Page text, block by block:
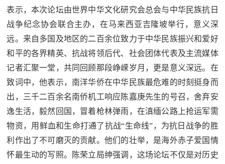
表示，本次论坛由世界中华文化研究会总会与中华民族抗日
战争纪念协会联合主办，在马来西亚吉隆坡举行，意义深
远。来自多国及地区的二百余位致力于中华民族振兴和爱好
和平的各界精英、抗战将领后代、社会团体代表及主流媒体
记者汇聚一堂，共同回顾那段峥嵘岁月，更是意义深远。在
致词中，他表示，南洋华侨在中华民族最危难的时刻挺身而
出，三千二百余名南侨机工响应陈嘉庚先生的号召，舍弃安
逸生活，毅然回国，冒着枪林弹雨，在滇缅公路上抢运军需
物资，用鲜血和生命打通了抗战“生命线”，为抗日战争的胜
利作出了不可磨灭的贡献。他们的壮举，是海外赤子爱国情
怀最生动的写照。陈荣立局绅强调，这场论坛不仅是对历史